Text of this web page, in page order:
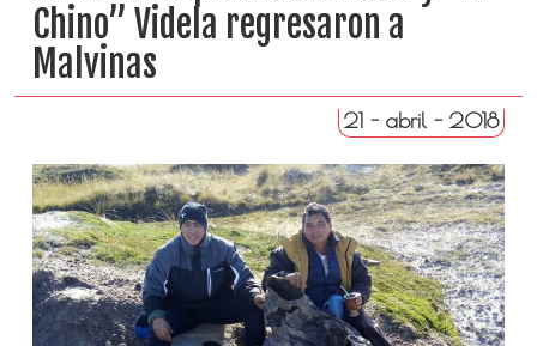
Chino” Videla regresaron a
Malvinas
21 - abril - 2018